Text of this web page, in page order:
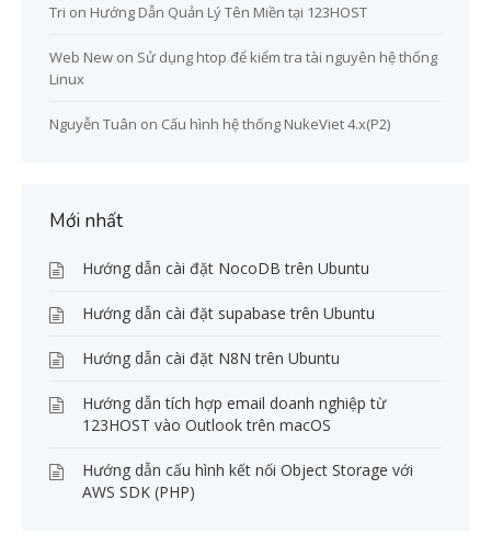
Tri on Hướng Dẫn Quản Lý Tên Miền tại 123HOST
Web New on Sử dụng htop để kiểm tra tài nguyên hệ thống
Linux
Nguyễn Tuân on Cấu hình hệ thống NukeViet 4.x(P2)
Mới nhất
Hướng dẫn cài đặt NocoDB trên Ubuntu
Hướng dẫn cài đặt supabase trên Ubuntu
Hướng dẫn cài đặt N8N trên Ubuntu
Hướng dẫn tích hợp email doanh nghiệp từ
123HOST vào Outlook trên macOS
Hướng dẫn cấu hình kết nối Object Storage với
AWS SDK (PHP)